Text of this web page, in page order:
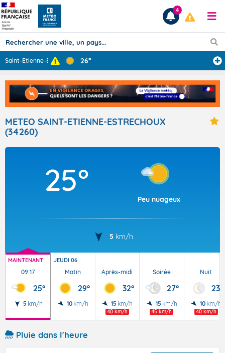
Prévisions
TOUS LES RÉSULTATS
4
Saint-Étienne-E ... 26°
METEO SAINT-ETIENNE-ESTRECHOUX
(34260)
25°
Peu nuageux
5 km/h
MAINTENANT
09:17
25°
5 km/h
JEUDI 06
Matin
29°
10 km/h
Après-midi
32°
15 km/h
40 km/h
Soirée
27°
15 km/h
45 km/h
Nuit
23°
10 km/h
40 km/h
Pluie dans l'heure